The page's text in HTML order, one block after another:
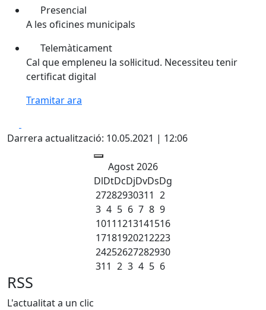
Presencial
A les oficines municipals
Telemàticament
Cal que empleneu la sol·licitud. Necessiteu tenir
certificat digital
Tramitar ara
Darrera actualització: 10.05.2021 | 12:06
Agost 2026
DlDtDcDjDvDsDg
27282930311 2
3 4 5 6 7 8 9
10111213141516
17181920212223
24252627282930
311 2 3 4 5 6
RSS
L'actualitat a un clic